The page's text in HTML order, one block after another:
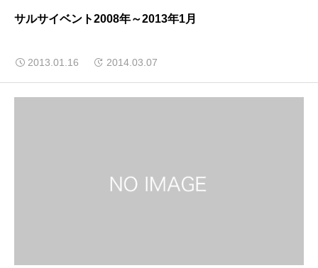
サルサイベント2008年～2013年1月
2013.01.16 2014.03.07